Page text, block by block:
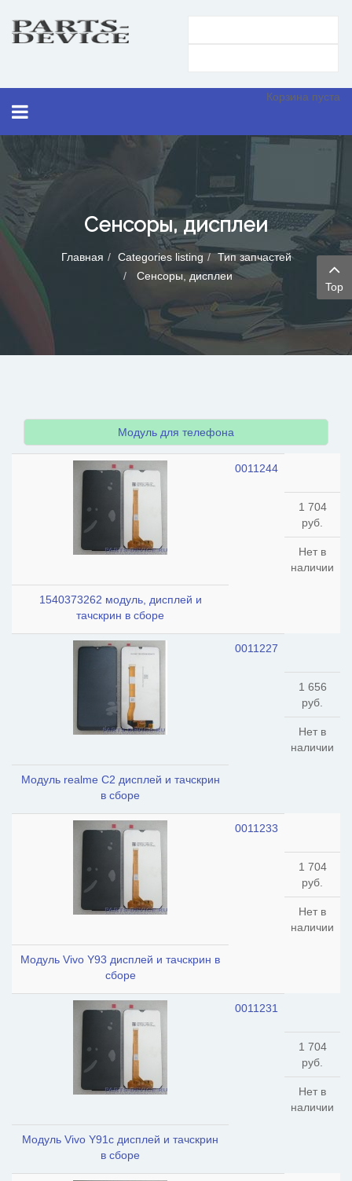
Корзина пуста
Сенсоры, дисплеи
Главная Categories listing
Тип запчастей
Сенсоры, дисплеи
Модуль для телефона
1540373262 модуль, дисплей и
тачскрин в сборе
0011244
1 704
руб.
Нет в
наличии
Модуль realme C2 дисплей и тачскрин
в сборе
0011227
1 656
руб.
Нет в
наличии
Модуль Vivo Y93 дисплей и тачскрин в
сборе
0011233
1 704
руб.
Нет в
наличии
Модуль Vivo Y91c дисплей и тачскрин
в сборе
0011231
1 704
руб.
Нет в
наличии
Top